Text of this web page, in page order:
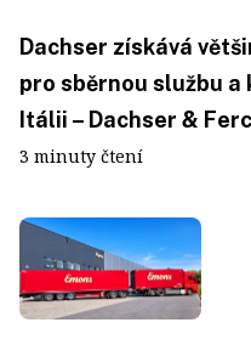
Dachser získává
pro sběrnou službu
Itálii – Dachser &
3 minuty čtení